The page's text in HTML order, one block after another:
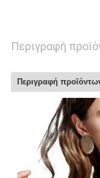
Περιγραφή
Περιγραφή